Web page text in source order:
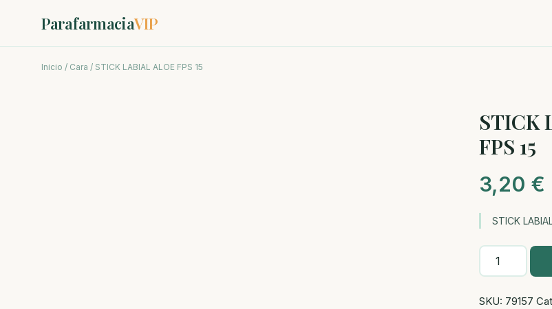
ParafarmaciaVIP
Inicio / Cara / STICK LABIAL ALOE FPS 15
STICK
FPS 15
3,20 €
STICK
STICK
LABIAL
FPS
SKU: 79157